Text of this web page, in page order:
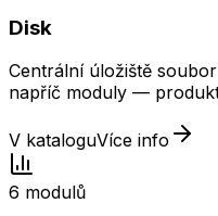
Disk
Centrální úložiště
napříč moduly —
V kataloguVíce info
6 modulů